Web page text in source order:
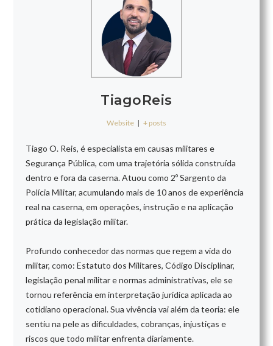
TiagoReis
Website | + posts
Tiago O. Reis, é especialista em causas militares e
Segurança Pública, com uma trajetória sólida construída
dentro e fora da caserna. Atuou como 2º Sargento da
Polícia Militar, acumulando mais de 10 anos de experiência
real na caserna, em operações, instrução e na aplicação
prática da legislação militar.
Profundo conhecedor das normas que regem a vida do
militar, como: Estatuto dos Militares, Código Disciplinar,
legislação penal militar e normas administrativas, ele se
tornou referência em interpretação jurídica aplicada ao
cotidiano operacional. Sua vivência vai além da teoria: ele
sentiu na pele as dificuldades, cobranças, injustiças e
riscos que todo militar enfrenta diariamente.